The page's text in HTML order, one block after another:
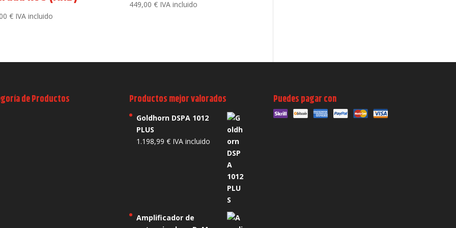
€ IVA incluido
449,00 € IVA incluido
de Productos Productos mejor valorados
Goldhorn DSPA 1012
PLUS
1.198,99 € IVA incluido
Amplificador de
Puedes pagar con